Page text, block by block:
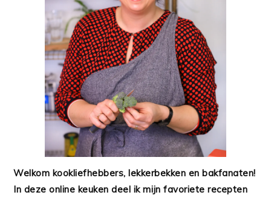
Welkom kookliefhebbers, lekkerbekken en bakfanaten!
In deze online keuken deel ik mijn favoriete recepten